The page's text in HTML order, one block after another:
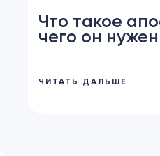
Что такое
чего он нужен
ЧИТАТЬ ДАЛЬШЕ